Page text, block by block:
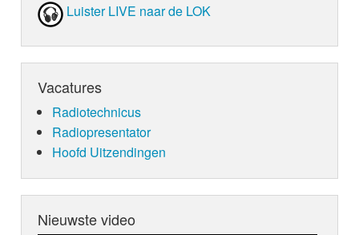
Luister LIVE naar de LOK
Vacatures
Radiotechnicus
Radiopresentator
Hoofd Uitzendingen
Nieuwste video